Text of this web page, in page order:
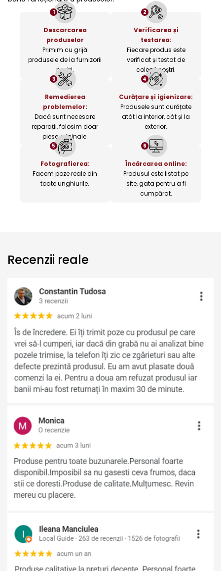
1
Descarcarea
produselor
Primim cu grijă
produsele de la furnizorii
noștri.
2
Verificarea și
testarea:
Fiecare produs este
verificat și testat de
colegii noștri.
3
Remedierea
problemelor:
Dacă sunt necesare
reparații, folosim doar
piese originale.
4
Curățare și igienizare:
Produsele sunt curățate
atât la interior, cât și la
exterior.
5
Fotografierea:
Facem poze reale din
toate unghiurile.
6
Încărcarea online:
Produsul este listat pe
site, gata pentru a fi
cumpărat.
Recenzii reale